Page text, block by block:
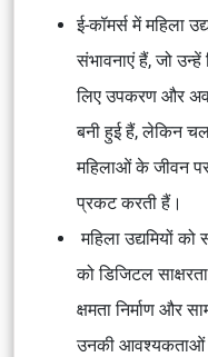
ई-कॉमर्स में महिला
संभावनाएं हैं, जो
लिए उपकरण और
बनी हुई हैं, लेकिन
महिलाओं के जीवन पर
प्रकट करती हैं।
महिला उद्यमियों
को डिजिटल
क्षमता निर्माण और
उनकी आवश्यकताओं